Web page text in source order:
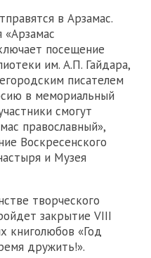
в Арзамас.
«Арзамас
посещение
им. А.П. Гайдара,
писателем
в мемориальный
смогут
православный»,
Воскресенского
и Музея
творческого
закрытие VIII
книголюбов «Год
дружить!».